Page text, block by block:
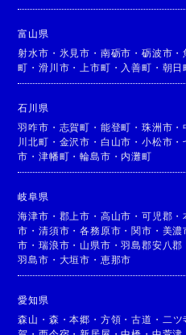
富山県
射水市 ・ 氷見市 ・ 南砺市 ・砺波市 ・
町 ・滑川市 ・ 上市町 ・ 入善町 ・ 朝日
石川県
羽咋市 ・ 志賀町 ・ 能登町 ・珠洲市 ・
川北町 ・ 金沢市 ・ 白山市 ・小松市 ・
市 ・津幡町 ・輪島市 ・ 内灘町
岐阜県
海津市 ・ 郡上市 ・ 高山市 ・可児郡 ・
市 ・清須市 ・各務原市 ・関市 ・ 美濃
市 ・瑞浪市 ・ 山県市 ・羽島郡安八郡
羽島市 ・ 大垣市 ・ 恵那市
愛知県
森山 ・ 森 ・本郷 ・ 方領 ・古道 ・ 二ツ